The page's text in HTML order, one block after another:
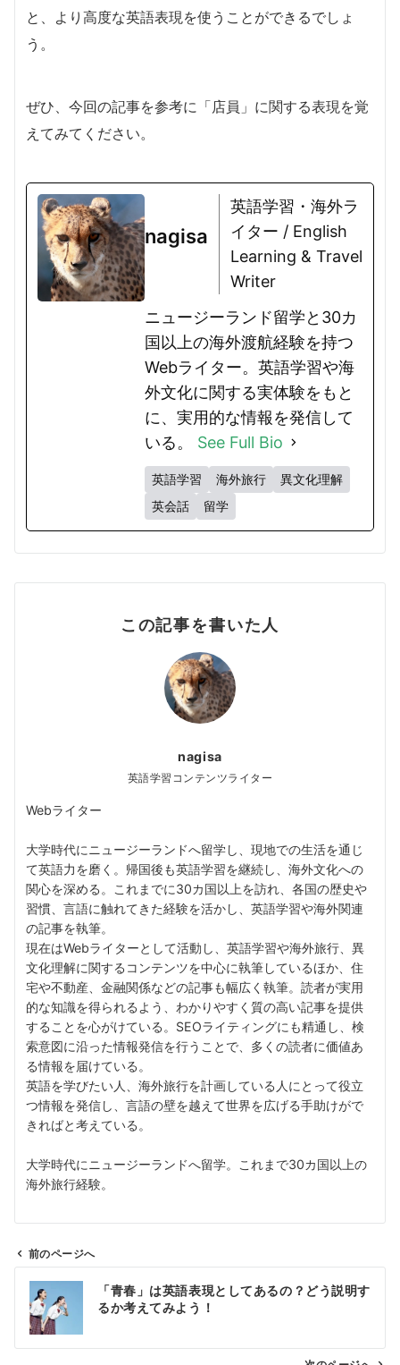
と、より高度な英語表現を使うことができるでしょ
う。
ぜひ、今回の記事を参考に「店員」に関する表現を覚
えてみてください。
nagisa
英語学習・海外ラ
イター / English
Learning & Travel
Writer
ニュージーランド留学と30カ
国以上の海外渡航経験を持つ
Webライター。英語学習や海
外文化に関する実体験をもと
に、実用的な情報を発信して
いる。 See Full Bio
英語学習 海外旅行
異文化理解
英会話
留学
この記事を書いた人
nagisa
英語学習コンテンツライター
Webライター
大学時代にニュージーランドへ留学し、現地での生活を通じ
て英語力を磨く。帰国後も英語学習を継続し、海外文化への
関心を深める。これまでに30カ国以上を訪れ、各国の歴史や
習慣、言語に触れてきた経験を活かし、英語学習や海外関連
の記事を執筆。
現在はWebライターとして活動し、英語学習や海外旅行、異
文化理解に関するコンテンツを中心に執筆しているほか、住
宅や不動産、金融関係などの記事も幅広く執筆。読者が実用
的な知識を得られるよう、わかりやすく質の高い記事を提供
することを心がけている。SEOライティングにも精通し、検
索意図に沿った情報発信を行うことで、多くの読者に価値あ
る情報を届けている。
英語を学びたい人、海外旅行を計画している人にとって役立
つ情報を発信し、言語の壁を越えて世界を広げる手助けがで
きればと考えている。
大学時代にニュージーランドへ留学。これまで30カ国以上の
海外旅行経験。
前のページへ
「青春」は英語表現としてあるの？どう説明す
るか考えてみよう！